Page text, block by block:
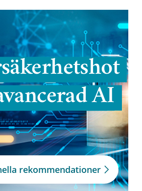
AI
rekommendationer